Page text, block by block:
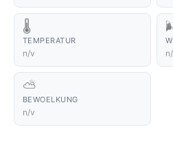
🌡️
TEMPERATUR
n/v
⛅
BEWOELKUNG
n/v